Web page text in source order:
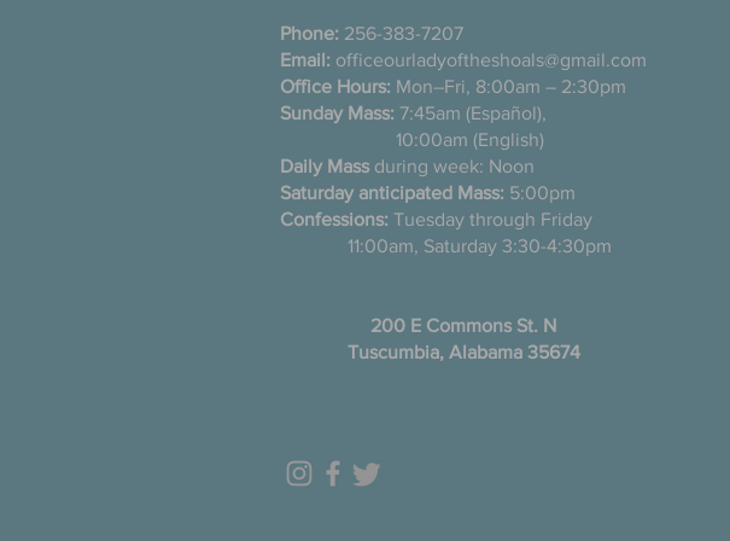
Phone: 256-383-7207
Email: officeourladyoftheshoals@gmail.com
Office Hours: Mon–Fri, 8:00am – 2:30pm
Sunday Mass: 7:45am (Español),
10:00am (English)
Daily Mass during week: Noon
Saturday anticipated Mass: 5:00pm
Confessions: Tuesday through Friday
11:00am, Saturday 3:30-4:30pm
200 E Commons St. N
Tuscumbia, Alabama 35674